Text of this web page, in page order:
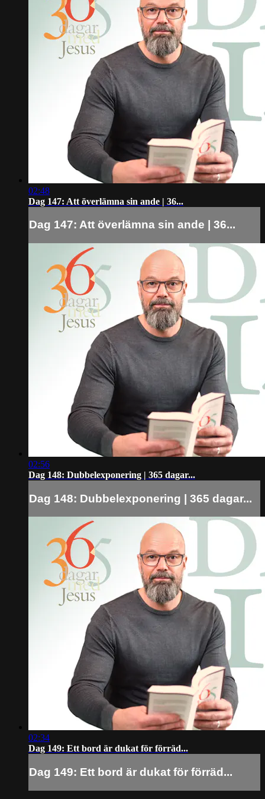
02:48
Dag 147: Att överlämna sin ande | 36...
Dag 147: Att överlämna sin ande | 36...
02:56
Dag 148: Dubbelexponering | 365 dagar...
Dag 148: Dubbelexponering | 365 dagar...
02:34
Dag 149: Ett bord är dukat för förräd...
Dag 149: Ett bord är dukat för förräd...